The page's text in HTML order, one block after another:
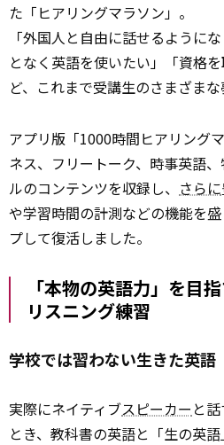
た「ヒアリングマラソン」。
「外国人と自由に話せるように
となく英語を使いたい」「資格
ど、これまで受講生のさまざまな
アプリ版「1000時間ヒアリング
ネス、フリートーク、時事英語
ルのコンテンツを収録し、 さらに
や学習時間の計測などの機能を
プして復活しました。
「本物の英語力」を目
リスニング練習
学校では習わない生きた英語
実際にネイティブスピーカー と
とき、教科書の英語と「生の英